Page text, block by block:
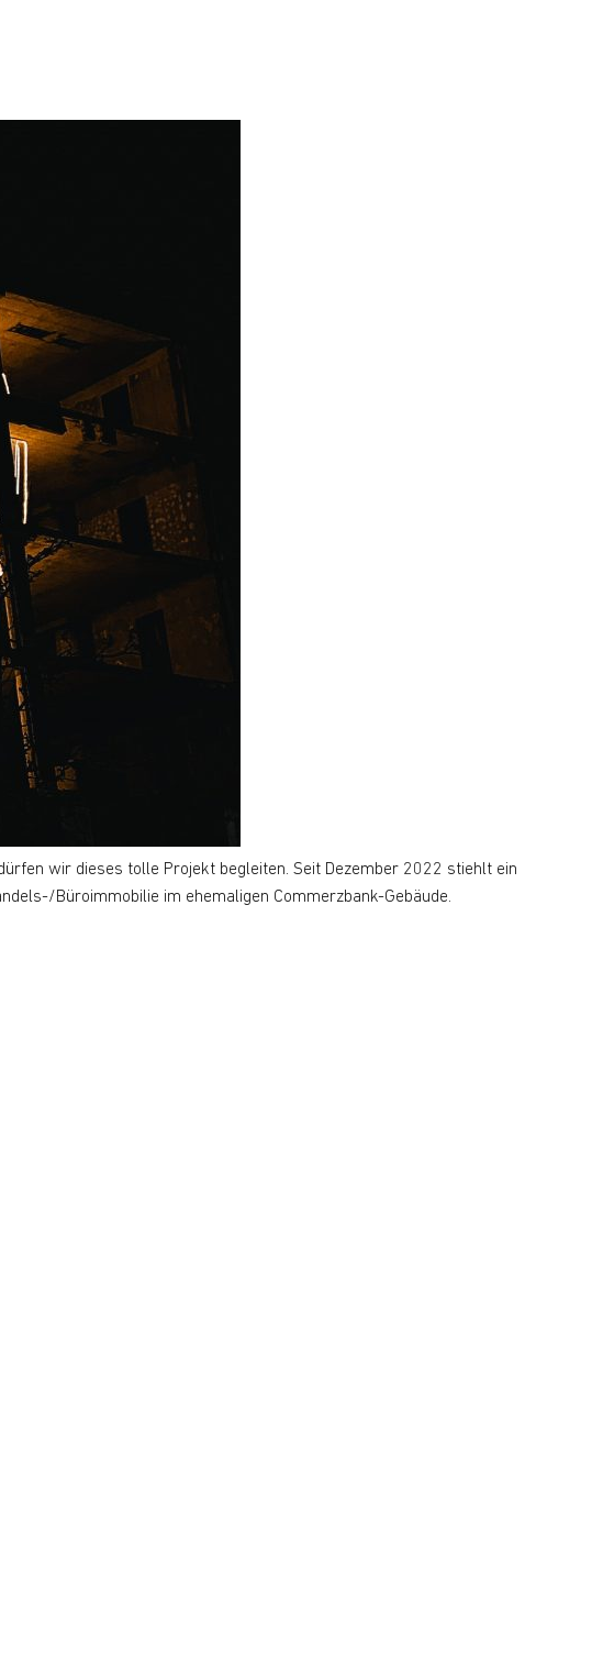
wir dieses tolle Projekt begleiten. Seit Dezember 2022 stiehlt ein
Büroimmobilie im ehemaligen Commerzbank-Gebäude.